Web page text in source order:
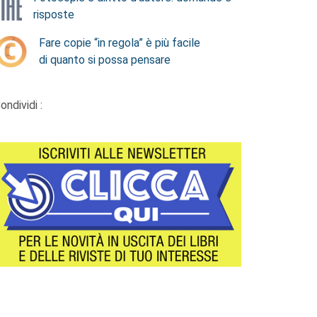
risposte
Fare copie “in regola” è più facile
di quanto si possa pensare
: